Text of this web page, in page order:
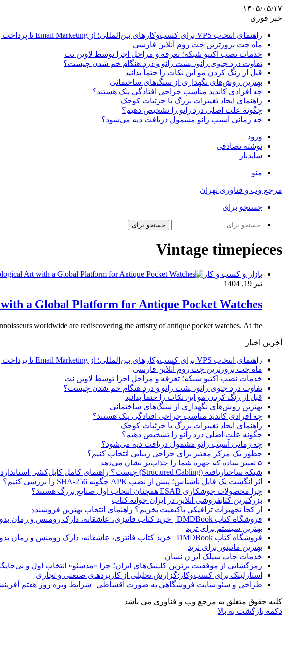
۱۴۰۵/۰۵/۱۷
خبر فوری
راهنمای انتخاب VPS برای کسب‌وکارهای بین‌المللی؛ از Email Marketing تا پرداخت با ارز دیجیتال
ماه چت بروزترین چت روم آنلاین فارسی
خدمات نصب اکتیو شبکه؛ تعرفه و مراحل اجرا توسط لاوین نت
تفاوت درد جلوی زانو، پشت زانو و درد هنگام خم شدن چیست؟
قبل از رنگ کردن مو این نکات را حتماً بدانید
بهترین روش‌های نگهداری از سنگ‌های ساختمانی
چه افرادی کاندید مناسب جراحی افتادگی پلک هستند؟
راهنمای ایجاد تغییرات بزرگ با جزئیات کوچک
چگونه علت اصلی درد زانو را تشخیص دهیم؟
چه زمانی آسیب زانو مشمول دریافت دیه می‌شود؟
ورود
نوشته تصادفی
سایدبار
منو
مرجع وب و فناوری تهران
جستجو برای
جستجو برای
Vintage timepieces
بازار و کسب و کار
تیر 19, 1404
a Global Platform for Antique Pocket Watches
worldwide are rediscovering the artistry of antique pocket watches. At the…
آخرین اخبار
راهنمای انتخاب VPS برای کسب‌وکارهای بین‌المللی؛ از Email Marketing تا پرداخت با ارز دیجیتال
ماه چت بروزترین چت روم آنلاین فارسی
خدمات نصب اکتیو شبکه؛ تعرفه و مراحل اجرا توسط لاوین نت
تفاوت درد جلوی زانو، پشت زانو و درد هنگام خم شدن چیست؟
قبل از رنگ کردن مو این نکات را حتماً بدانید
بهترین روش‌های نگهداری از سنگ‌های ساختمانی
چه افرادی کاندید مناسب جراحی افتادگی پلک هستند؟
راهنمای ایجاد تغییرات بزرگ با جزئیات کوچک
چگونه علت اصلی درد زانو را تشخیص دهیم؟
چه زمانی آسیب زانو مشمول دریافت دیه می‌شود؟
چطور یک مرکز معتبر برای جراحی زیبایی انتخاب کنیم؟
۵ تغییر ساده که چهره شما را جذاب‌تر نشان می‌دهد
شبکه ساختاریافته (Structured Cabling) چیست؟ راهنمای کامل کابل‌کشی استاندارد شبکه
اثر انگشت یک فایل ناشناس؛ پیش از نصب APK چگونه SHA-256 را بررسی کنیم؟
چرا محصولات جوشکاری ESAB همچنان انتخاب اول صنایع بزرگ هستند؟
بزرگترین کتابفروشی آنلاین در ایران جوانه کتاب
از کجا تجهیزات ترافیکی باکیفیت بخریم؟ راهنمای انتخاب بهترین فروشنده
فروشگاه کتاب DMDBook | خرید کتاب فانتزی، عاشقانه، دارک رومنس و رمان بدون حذفیات
بهترین سیستم برای ترید
فروشگاه کتاب DMDBook | خرید کتاب فانتزی، عاشقانه، دارک رومنس و رمان بدون حذفیات
بهترین مانیتور برای ترید
خدمات چاپ سیلک ایران نشان
رمزگشایی از موفقیت برترین کلینیک‌های ایران؛ چرا «مدسئو» انتخاب اول و
استارلینک برای کسب‌وکار:گزارش تحلیلی از کاربردهای صنعتی و تجاری
طراحی و سئو سایت فروشگاهی به صورت اقساطی | شرایط ویژه روز هفتم
کلیه حقوق متعلق به مرجع وب و فناوری می باشد
دکمه بازگشت به بالا